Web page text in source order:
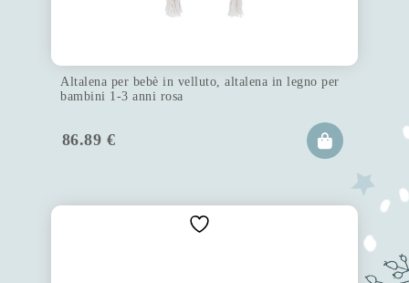
Altalena per bebè in velluto, altalena in legno per
bambini 1-3 anni rosa
86.89 €